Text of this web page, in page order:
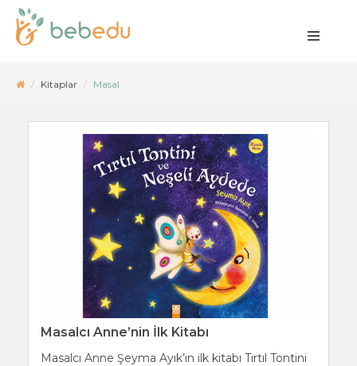
Kitaplar Masal
Masalcı Anne’nin İlk Kitabı
Masalcı Anne Şeyma Ayık’ın ilk kitabı Tırtıl Tontini